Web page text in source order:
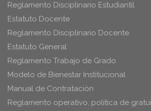
Reglamento Disciplinario Estudiantil
Estatuto Docente
Reglamento Disciplinario Docente
Estatuto General
Reglamento Trabajo de Grado
Modelo de Bienestar Institucional
Manual de Contratación
Reglamento operativo, política de